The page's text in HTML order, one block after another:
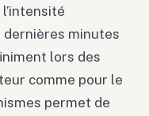
dernières minutes
lors des
comme pour le
permet de